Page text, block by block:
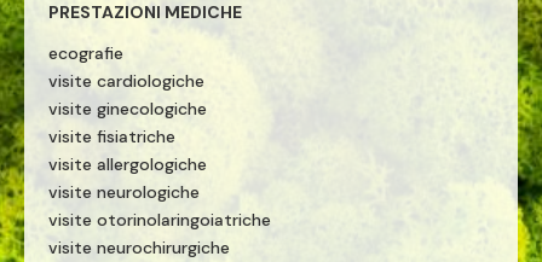
PRESTAZIONI MEDICHE
ecografie
visite cardiologiche
visite ginecologiche
visite fisiatriche
visite allergologiche
visite neurologiche
visite otorinolaringoiatriche
visite neurochirurgiche